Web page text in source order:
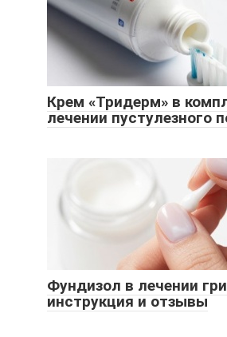
Крем «Тридерм» в
лечении пустулезного
Фундизол в лечении
инструкция и отзывы